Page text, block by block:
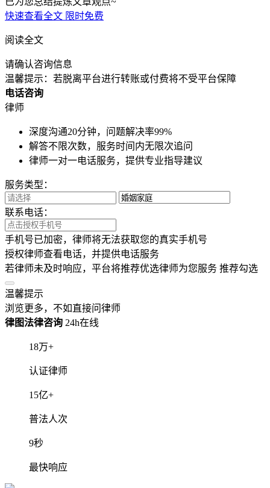
快速查看全文 限时免费
阅读全文
请确认咨询信息
温馨提示：若脱离平台进行转账或付费将不受平台保障
电话咨询
律师
深度沟通20分钟，问题解决率99%
解答不限次数，服务时间内无限次追问
律师一对一电话服务，提供专业指导建议
服务类型：
联系电话：
手机号已加密，律师将无法获取您的真实手机号
授权律师查看电话，并提供电话服务
若律师未及时响应，平台将推荐优选律师为您服务 推荐勾选
温馨提示
浏览更多，不如直接问律师
律图法律咨询 24h在线
18万+
认证律师
15亿+
普法人次
9秒
最快响应